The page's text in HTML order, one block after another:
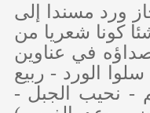
ورد مسندا إلى
كونا شعريا من
في عناوين
سلوا الورد - ربيع
- نحيب الجبل -